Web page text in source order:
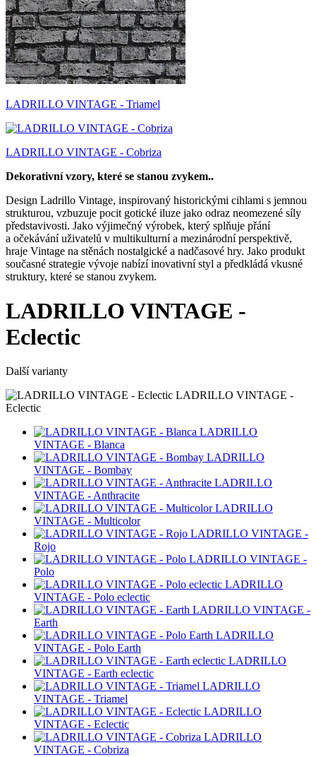
LADRILLO VINTAGE - Triamel
LADRILLO VINTAGE - Cobriza
Dekorativní vzory, které se stanou zvykem..
Design Ladrillo Vintage, inspirovaný historickými cihlami s jemnou
strukturou, vzbuzuje pocit gotické iluze jako odraz neomezené síly
představivosti. Jako výjimečný výrobek, který splňuje přání
a očekávání uživatelů v multikulturní a mezinárodní perspektivě,
hraje Vintage na stěnách nostalgické a nadčasové hry. Jako produkt
současné strategie vývoje nabízí inovativní styl a předkládá vkusné
struktury, které se stanou zvykem.
LADRILLO VINTAGE -
Eclectic
Další varianty
LADRILLO VINTAGE -
Eclectic
LADRILLO
VINTAGE - Blanca
LADRILLO
VINTAGE - Bombay
LADRILLO
VINTAGE - Anthracite
LADRILLO
VINTAGE - Multicolor
LADRILLO VINTAGE -
Rojo
LADRILLO VINTAGE -
Polo
LADRILLO
VINTAGE - Polo eclectic
LADRILLO VINTAGE -
Earth
LADRILLO
VINTAGE - Polo Earth
LADRILLO
VINTAGE - Earth eclectic
LADRILLO
VINTAGE - Triamel
LADRILLO
VINTAGE - Eclectic
LADRILLO
VINTAGE - Cobriza